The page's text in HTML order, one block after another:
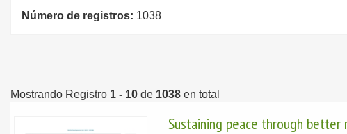
Número de registros: 1038
Mostrando Registro 1 - 10 de 1038 en total
Sustaining peace through